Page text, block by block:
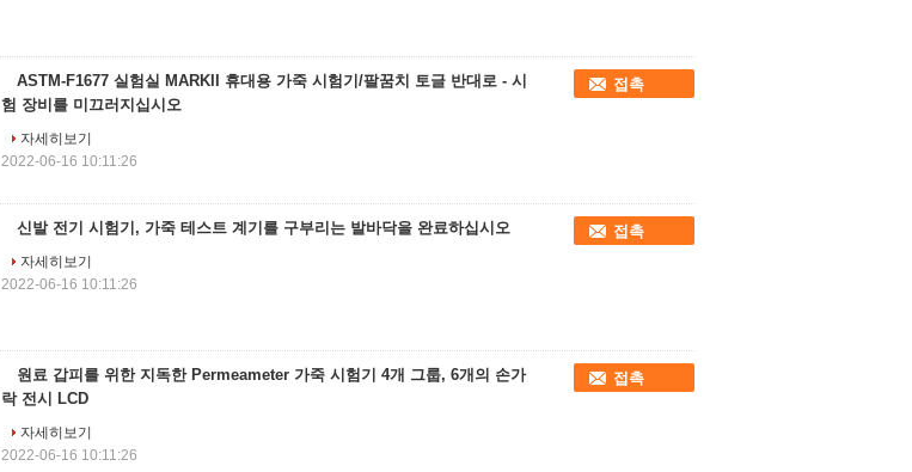
ASTM-F1677 실험실 MARKII 휴대용 가죽 시험기/팔꿈치 토글 반대로 - 시
험 장비를 미끄러지십시오
접촉
자세히보기
2022-06-16 10:11:26
신발 전기 시험기, 가죽 테스트 계기를 구부리는 발바닥을 완료하십시오 접촉
자세히보기
2022-06-16 10:11:26
원료 갑피를 위한 지독한 Permeameter 가죽 시험기 4개 그룹, 6개의 손가
락 전시 LCD
접촉
자세히보기
2022-06-16 10:11:26